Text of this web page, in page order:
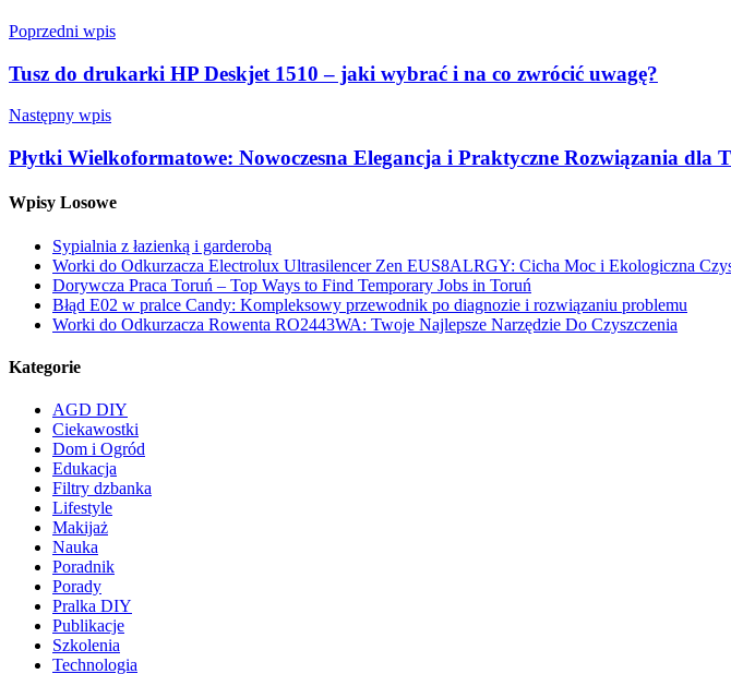
Poprzedni wpis
Tusz do drukarki HP Deskjet 1510 – jaki wybrać i na co zwrócić uwagę?
Następny wpis
Płytki Wielkoformatowe: Nowoczesna Elegancja i Praktyczne Rozwiązania dla
Wpisy Losowe
Sypialnia z łazienką i garderobą
Worki do Odkurzacza Electrolux Ultrasilencer Zen EUS8ALRGY: Cicha Moc i Ekologiczna
Dorywcza Praca Toruń – Top Ways to Find Temporary Jobs in Toruń
Błąd E02 w pralce Candy: Kompleksowy przewodnik po diagnozie i rozwiązaniu problemu
Worki do Odkurzacza Rowenta RO2443WA: Twoje Najlepsze Narzędzie Do Czyszczenia
Kategorie
AGD DIY
Ciekawostki
Dom i Ogród
Edukacja
Filtry dzbanka
Lifestyle
Makijaż
Nauka
Poradnik
Porady
Pralka DIY
Publikacje
Szkolenia
Technologia